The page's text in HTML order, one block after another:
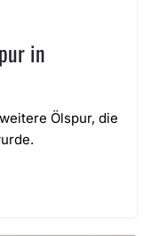
in
Ölspur, die